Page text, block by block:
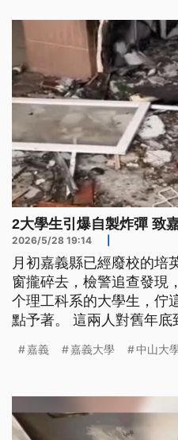
2大學生引爆自製炸彈 致
2026/5/28 19:14
月初嘉義縣已經廢校的培
窗攏碎去，檢警追查發現
个理工科系的大學生，佇
點予著。 這兩人對舊年
結起訴，認定這2人行為
文）
嘉義 嘉義大學 中山大